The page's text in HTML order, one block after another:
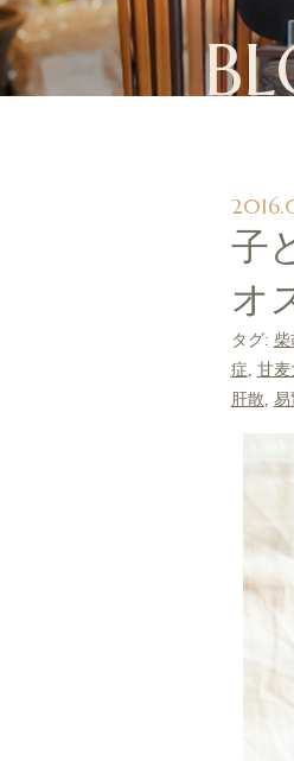
子
オ
タグ:
症, 甘麦
肝散, 易